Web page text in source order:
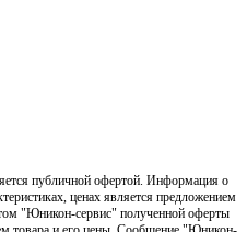
публичной офертой. Информация о
ценах является предложением
"Юникон-сервис" полученной оферты